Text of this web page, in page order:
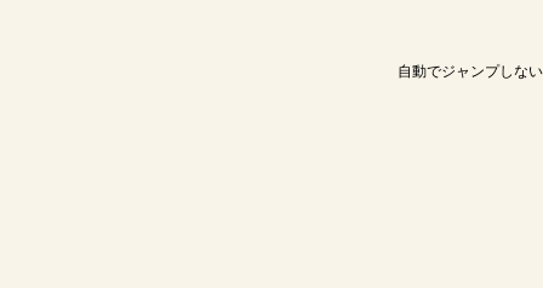
自動でジャンプしな